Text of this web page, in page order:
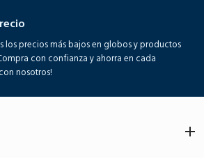
los precios más bajos en globos y productos
con confianza y ahorra en cada
nosotros!